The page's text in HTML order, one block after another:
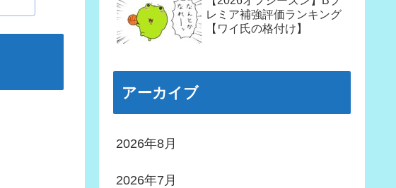
レミア補強評価ランキング
【ワイ氏の格付け】
アーカイブ
2026年8月
2026年7月